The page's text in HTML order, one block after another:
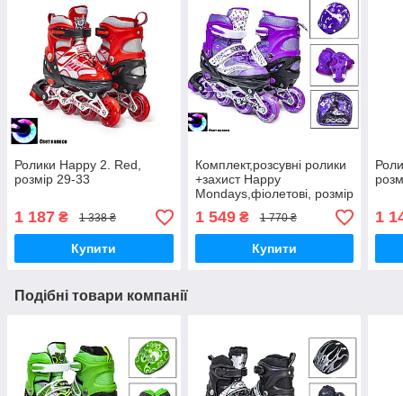
Ролики Happy 2. Red,
розмір 29-33
1 187 ₴ 1 338 ₴
Купити
Комплект,розсувні ролики
+захист Happy
Mondays,фіолетові, розмір
1 549₴ 1 770 ₴
Купити
1
Подібні товари компанії